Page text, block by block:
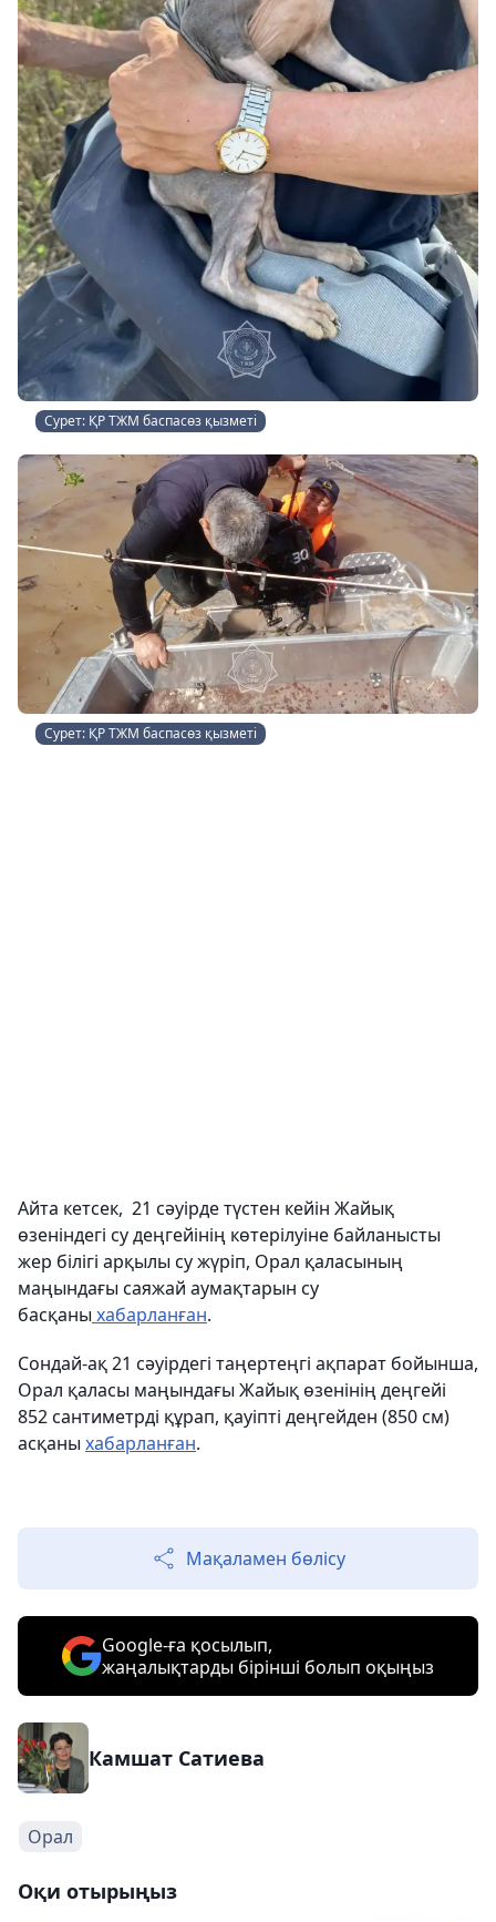
Сурет: ҚР ТЖМ баспасөз қызметі
Сурет: ҚР ТЖМ баспасөз қызметі
Айта кетсек, 21 сәуірде түстен кейін Жайық
өзеніндегі су деңгейінің көтерілуіне байланысты
жер білігі арқылы су жүріп, Орал қаласының
маңындағы саяжай аумақтарын су
басқаны хабарланған.
Сондай-ақ 21 сәуірдегі таңертеңгі ақпарат бойынша,
Орал қаласы маңындағы Жайық өзенінің деңгейі
852 сантиметрді құрап, қауіпті деңгейден (850 см)
асқаны хабарланған.
Мақаламен бөлісу
Google-ға қосылып,
жаңалықтарды бірінші болып оқыңыз
Камшат Сатиева
Орал
Оқи отырыңыз